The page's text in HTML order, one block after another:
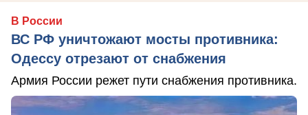
В России
ВС РФ уничтожают мосты противника:
Одессу отрезают от снабжения
Армия России режет пути снабжения противника.